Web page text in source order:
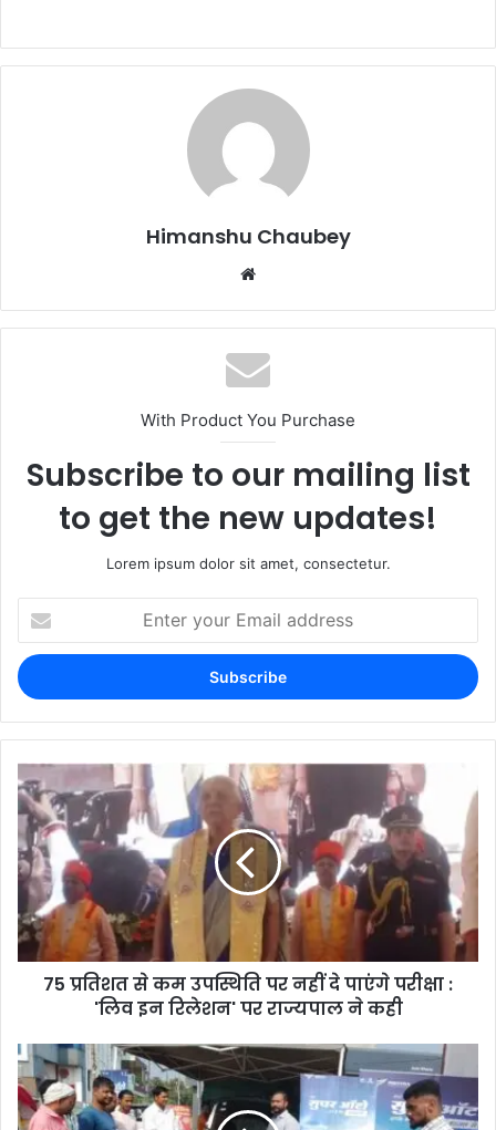
c
e
st
o
ai
l
ar
e
Himanshu Chaubey
With Product You Purchase
Subscribe to our mailing list
to get the new updates!
Lorem ipsum dolor sit amet, consectetur.
75 प्रतिशत से कम उपस्थिति पर नहीं दे पाएंगे परीक्षा :
'लिव इन रिलेशन' पर राज्यपाल ने कही